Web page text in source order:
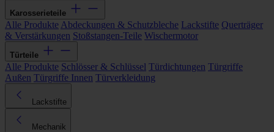
Karosserieteile
Alle Produkte Abdeckungen & Schutzbleche Lackstifte Querträger
& Verstärkungen Stoßstangen-Teile Wischermotor
Türteile
Alle Produkte Schlösser & Schlüssel Türdichtungen Türgriffe
Außen Türgriffe Innen Türverkleidung
Lackstifte
Mechanik